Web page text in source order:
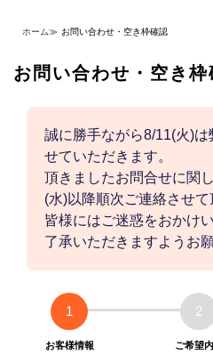
ホーム≫ お問い合わせ・空き枠確認
お問い合わせ・空き枠
誠に勝手ながら8/11(火)
せていただきます。
頂きましたお問合せに関
(水)以降順次ご連絡させて
皆様にはご迷惑をおかけ
了承いただきますようお
1
お客様情報
2
ご希望